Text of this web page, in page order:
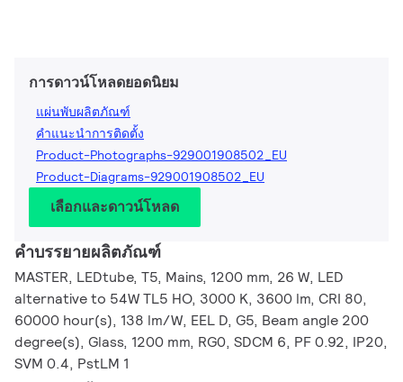
การดาวน์โหลดยอดนิยม
แผ่นพับผลิตภัณฑ์
คำแนะนำการติดตั้ง
Product-Photographs-929001908502_EU
Product-Diagrams-929001908502_EU
เลือกและดาวน์โหลด
คำบรรยายผลิตภัณฑ์
MASTER, LEDtube, T5, Mains, 1200 mm, 26 W, LED
alternative to 54W TL5 HO, 3000 K, 3600 lm, CRI 80,
60000 hour(s), 138 lm/W, EEL D, G5, Beam angle 200
degree(s), Glass, 1200 mm, RG0, SDCM 6, PF 0.92, IP20,
SVM 0.4, PstLM 1